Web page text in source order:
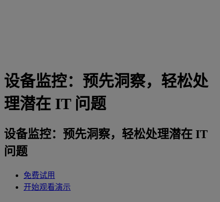
设备监控：预先洞察，轻松处
理潜在 IT 问题
设备监控：预先洞察，轻松处理潜在 IT
问题
免费试用
开始观看演示